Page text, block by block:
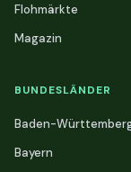
Flohmärkte
Magazin
BUNDESLÄNDER
Baden-
Bayern